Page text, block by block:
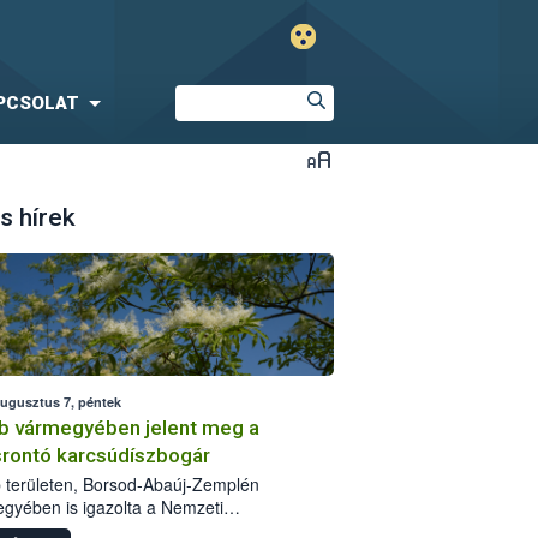
hírek
7, péntek
vármegyében jelent meg a
karcsúdíszbogár
területen, Borsod-Abaúj-Zemplén
is igazolta a Nemzeti
biztonsági Hivatal (Nébih) a